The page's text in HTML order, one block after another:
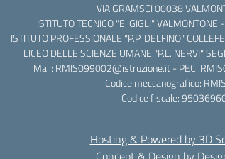
VIA GRAMSCI 00038
ISTITUTO TECNICO "E. GIGLI"
ISTITUTO PROFESSIONALE "P.P. DELFINO"
LICEO DELLE SCIENZE UMANE "P.L. NERVI"
Mail: RMIS099002@istruzione.it - PEC:
Codice meccanografico:
Codice fiscale:
Hosting & Powered by 3D